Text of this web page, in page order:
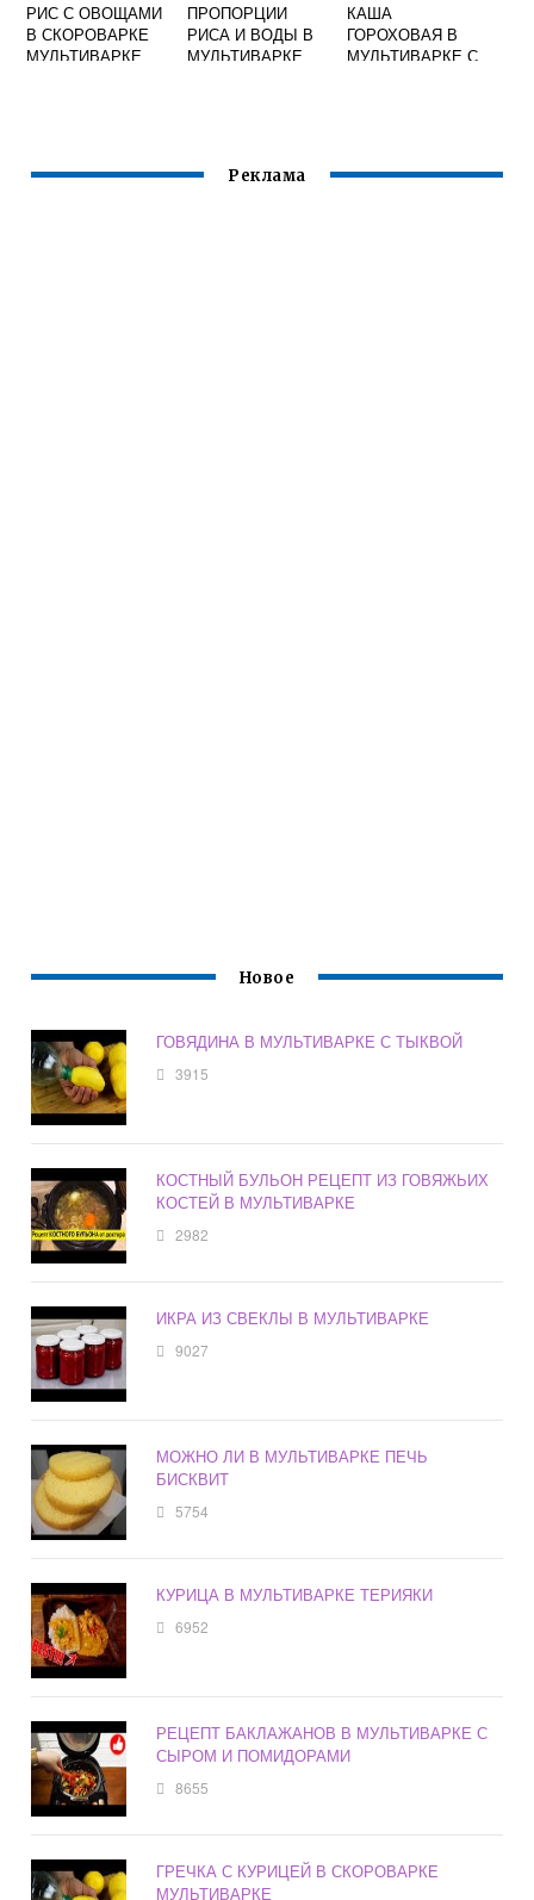
РИС С ОВОЩАМИ
В СКОРОВАРКЕ
МУЛЬТИВАРКЕ
ПРОПОРЦИИ
РИСА И ВОДЫ В
МУЛЬТИВАРКЕ
КАША
ГОРОХОВАЯ В
МУЛЬТИВАРКЕ С
Реклама
Новое
ГОВЯДИНА В МУЛЬТИВАРКЕ С ТЫКВОЙ
3915
КОСТНЫЙ БУЛЬОН РЕЦЕПТ ИЗ ГОВЯЖЬИХ
КОСТЕЙ В МУЛЬТИВАРКЕ
2982
ИКРА ИЗ СВЕКЛЫ В МУЛЬТИВАРКЕ
9027
МОЖНО ЛИ В МУЛЬТИВАРКЕ ПЕЧЬ
БИСКВИТ
5754
КУРИЦА В МУЛЬТИВАРКЕ ТЕРИЯКИ
6952
РЕЦЕПТ БАКЛАЖАНОВ В МУЛЬТИВАРКЕ С
СЫРОМ И ПОМИДОРАМИ
8655
ГРЕЧКА С КУРИЦЕЙ В СКОРОВАРКЕ
МУЛЬТИВАРКЕ